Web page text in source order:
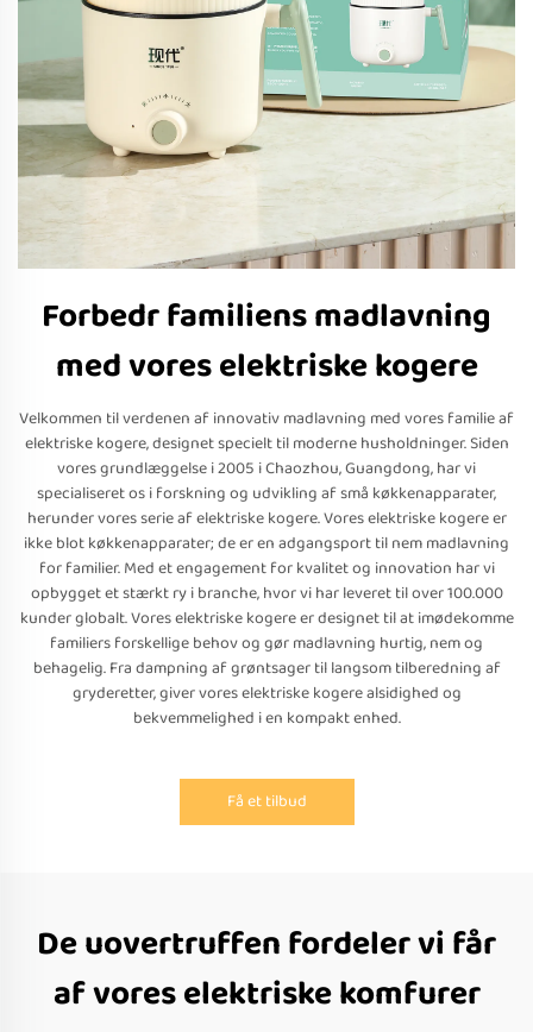
Forbedr familiens madlavning
med vores elektriske kogere
Velkommen til verdenen af innovativ madlavning med vores familie af
elektriske kogere, designet specielt til moderne husholdninger. Siden
vores grundlæggelse i 2005 i Chaozhou, Guangdong, har vi
specialiseret os i forskning og udvikling af små køkkenapparater,
herunder vores serie af elektriske kogere. Vores elektriske kogere er
ikke blot køkkenapparater; de er en adgangsport til nem madlavning
for familier. Med et engagement for kvalitet og innovation har vi
opbygget et stærkt ry i branche, hvor vi har leveret til over 100.000
kunder globalt. Vores elektriske kogere er designet til at imødekomme
familiers forskellige behov og gør madlavning hurtig, nem og
behagelig. Fra dampning af grøntsager til langsom tilberedning af
gryderetter, giver vores elektriske kogere alsidighed og
bekvemmelighed i en kompakt enhed.
Få et tilbud
De uovertruffen fordeler vi får
af vores elektriske komfurer